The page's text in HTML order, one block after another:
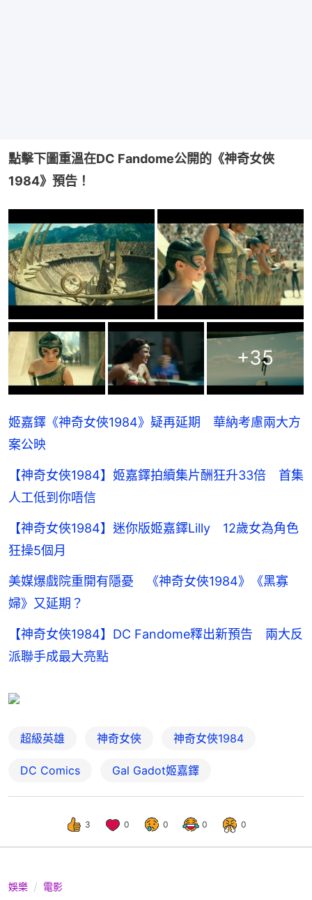
點擊下圖重溫在DC Fandome公開的《神奇女俠
1984》預告！
+35
姬嘉鐸《神奇女俠1984》疑再延期 華納考慮兩大方
案公映
【神奇女俠1984】姬嘉鐸拍續集片酬狂升33倍 首集
人工低到你唔信
【神奇女俠1984】迷你版姬嘉鐸Lilly 12歲女為角色
狂操5個月
美媒爆戲院重開有隱憂 《神奇女俠1984》《黑寡
婦》又延期？
【神奇女俠1984】DC Fandome釋出新預告 兩大反
派聯手成最大亮點
超級英雄 神奇女俠 神奇女俠1984
DC Comics Gal Gadot姬嘉鐸
3 0 0 0 0
娛樂 電影